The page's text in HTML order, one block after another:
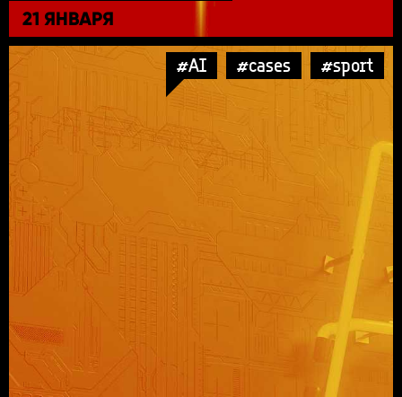
21 ЯНВАРЯ
#AI #cases #sport